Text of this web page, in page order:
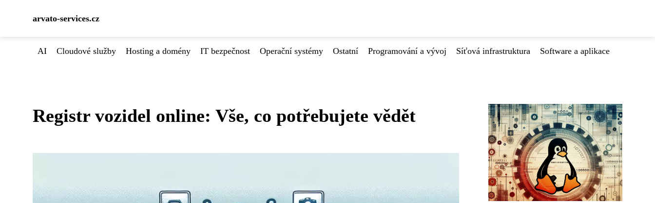
arvato-services.cz
AI Cloudové služby Hosting a domény IT bezpečnost Operační systémy Ostatní Programování a vývoj Síťová infrastruktura Software a aplikace
Registr vozidel online: Vše, co potřebujete vědět